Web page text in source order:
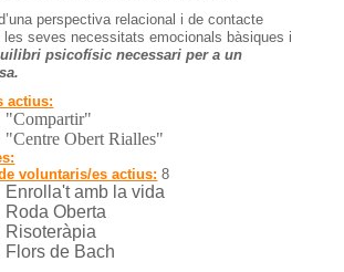
perspectiva relacional i de contacte
seves necessitats emocionals bàsiques i
psicofísic necessari per a un
actius:
"Compartir"
"Centre Obert Rialles"
voluntaris/es actius: 8
Enrolla't amb la vida
Roda Oberta
Risoteràpia
Flors de Bach